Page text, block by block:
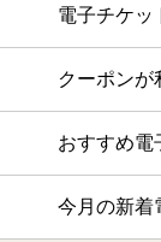
電子チケッ
クーポンが
おすすめ電
今月の新着